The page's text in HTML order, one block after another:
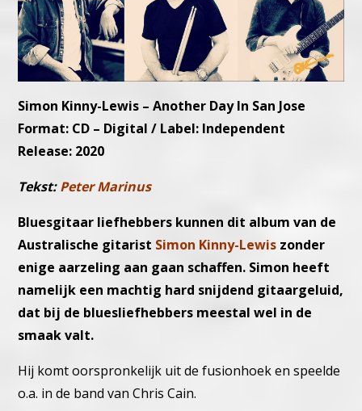
Simon Kinny-Lewis – Another Day In San Jose
Format: CD – Digital / Label: Independent
Release: 2020
Tekst:Peter Marinus
Bluesgitaar liefhebbers kunnen dit album van de
Australische gitarist Simon Kinny-Lewis zonder
enige aarzeling aan gaan schaffen. Simon heeft
namelijk een machtig hard snijdend gitaargeluid,
dat bij de bluesliefhebbers meestal wel in de
smaak valt.
Hij komt oorspronkelijk uit de fusionhoek en speelde
o.a. in de band van Chris Cain.